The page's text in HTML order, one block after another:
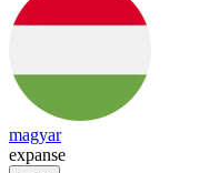
magyar
expanse